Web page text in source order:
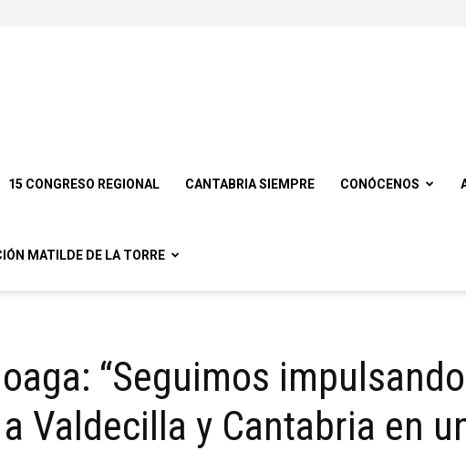
15 CONGRESO REGIONAL CANTABRIA SIEMPRE CONÓCENOS
MATILDE DE LA TORRE
“Seguimos
Valdecilla y Cantabria en